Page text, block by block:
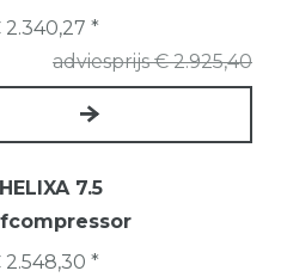
adviesprijs € 2.925,40
*
7.5
*